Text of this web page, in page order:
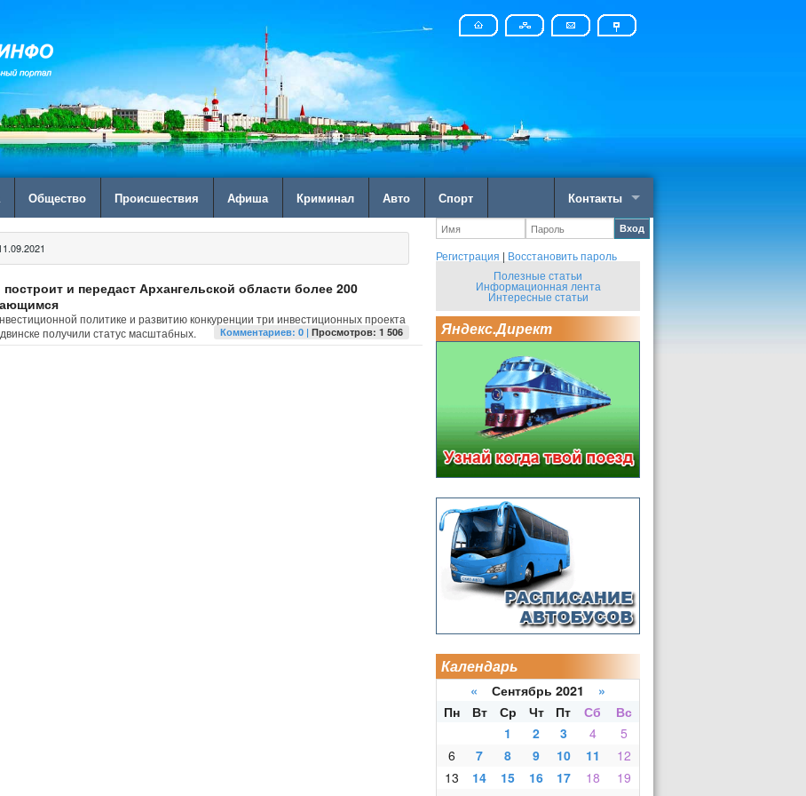
Общество Происшествия Афиша Криминал Авто Спорт Контакты
и передаст Архангельской области более 200
политике и развитию конкуренции три инвестиционных проекта
получили статус масштабных.
Комментариев: 0 |Просмотров: 1 506
Вход
Регистрация | Восстановить пароль
Полезные статьи
Информационная лента
Интересные статьи
Яндекс.Директ
Календарь
« Сентябрь 2021 »
Пн
Вт Ср Чт Пт Сб
Вс
1
2 3 4
5
6
7 8 9 10 11
12
13
14 15 16 17 18
19